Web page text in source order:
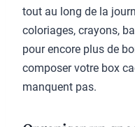
tout au long de la
coloriages, crayons,
pour encore plus de
composer votre box
manquent pas.